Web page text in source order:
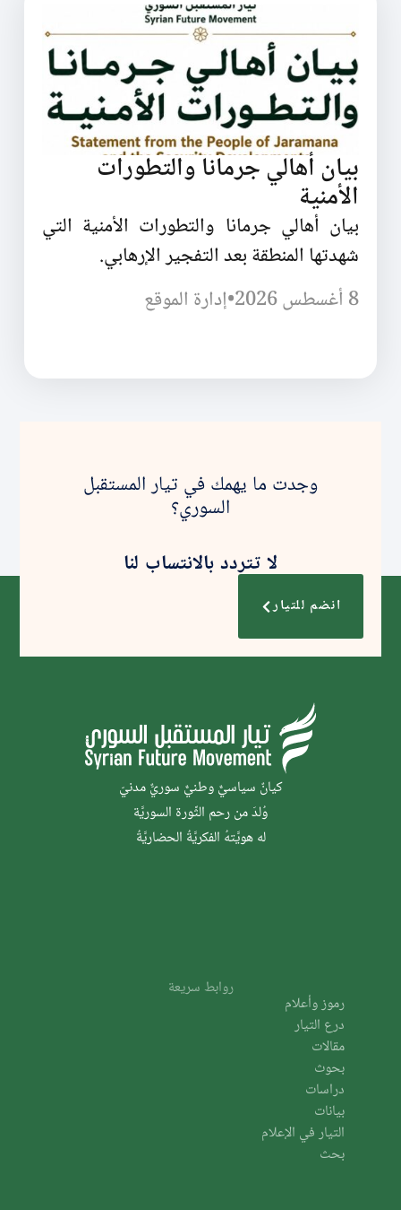
بيان أهالي جرمانا والتطورات
الأمنية
بيان أهالي جرمانا والتطورات الأمنية التي
شهدتها المنطقة بعد التفجير الإرهابي.
8 أغسطس 2026
•إدارة الموقع
وجدت ما يهمك في تيار المستقبل
السوري؟
لا تتردد بالانتساب لنا
انضم للتيار
كيانٌ سياسيٌّ وطنيٌّ سوريٌّ مدنيّ
وُلدَ من رحم الثَّورة السوريَّة
له هويَّتهُ الفكريَّةُ الحضاريَّةُ
روابط سريعة
رموز وأعلام
درع التيار
مقالات
بحوث
دراسات
بيانات
التيار في الإعلام
بحث